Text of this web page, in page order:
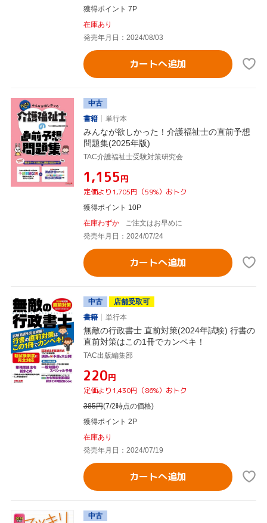
獲得ポイント 7P
在庫あり
発売年月日：2024/08/03
カートへ追加
中古
書籍
単行本
みんなが欲しかった！介護福祉士の直前予想
問題集(2025年版)
TAC介護福祉士受験対策研究会
¥1,155円
定価より1,705円（59%）おトク
獲得ポイント 10P
在庫わずか
ご注文はお早めに
発売年月日：2024/07/24
カートへ追加
中古
店舗受取可
書籍
単行本
無敵の行政書士 直前対策(2024年試験) 行書の
直前対策はこの1冊でカンペキ！
TAC出版編集部
¥220円
定価より1,430円（86%）おトク
385円(7/2時点の価格)
獲得ポイント 2P
在庫あり
発売年月日：2024/07/19
カートへ追加
中古